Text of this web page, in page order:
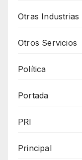
Otras Industrias
Otros Servicios
Política
Portada
PRI
Principal